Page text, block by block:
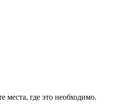
места, где это необходимо.